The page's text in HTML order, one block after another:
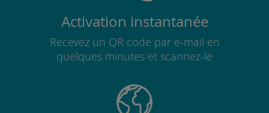
Activation instantanée
Recevez un QR code par e-mail en
quelques minutes et scannez-le